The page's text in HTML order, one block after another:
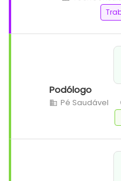
Podólogo
Pé Saudável